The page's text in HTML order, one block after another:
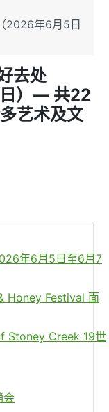
2026年6月5日
去处
）— 共22
艺术及文
年6月5日至6月7
Honey Festival 面
Stoney Creek 19世
会